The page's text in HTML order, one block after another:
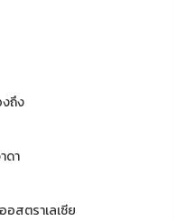
ถึง
ดา
อสตราเลเซีย